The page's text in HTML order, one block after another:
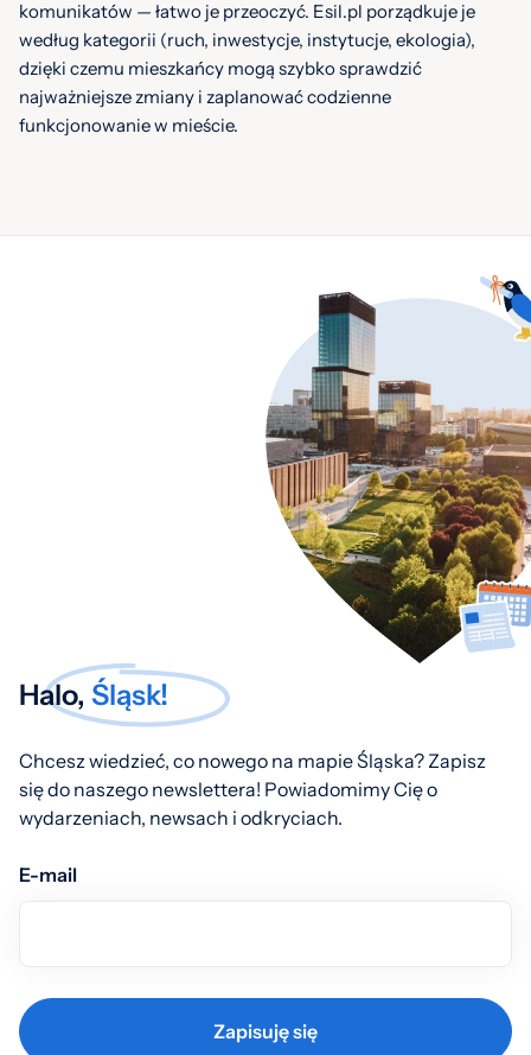
komunikatów — łatwo je przeoczyć. Esil.pl porządkuje je
według kategorii (ruch, inwestycje, instytucje, ekologia),
dzięki czemu mieszkańcy mogą szybko sprawdzić
najważniejsze zmiany i zaplanować codzienne
funkcjonowanie w mieście.
Halo, Śląsk!
Chcesz wiedzieć, co nowego na mapie Śląska? Zapisz
się do naszego newslettera! Powiadomimy Cię o
wydarzeniach, newsach i odkryciach.
E-mail
Zapisuję się